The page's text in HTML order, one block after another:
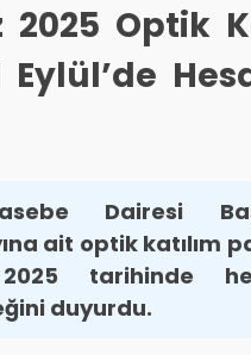
Optik
Eylül’de
Dairesi
ait optik katılım
tarihinde
duyurdu.